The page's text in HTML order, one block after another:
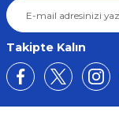
Takipte Kalın